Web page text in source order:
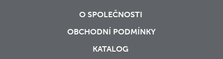
O SPOLEČNOSTI
OBCHODNÍ PODMÍNKY
KATALOG